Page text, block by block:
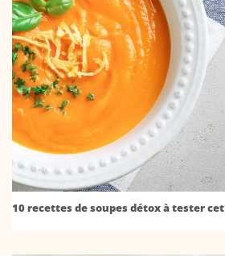
10 recettes de soupes détox à tester